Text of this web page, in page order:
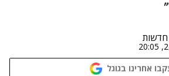
חדשות
אחרינו בגוגל